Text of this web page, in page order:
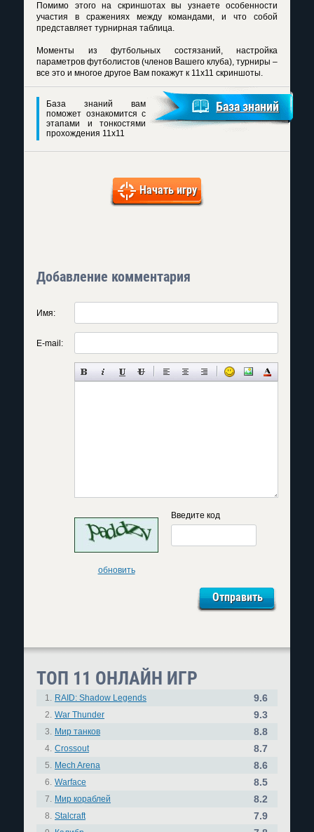
Помимо этого на скриншотах вы узнаете особенности
участия в сражениях между командами, и что собой
представляет турнирная таблица.
Моменты из футбольных состязаний, настройка
параметров футболистов (членов Вашего клуба), турниры –
все это и многое другое Вам покажут к 11x11 скриншоты.
База знаний вам
поможет ознакомится с
этапами и тонкостями
прохождения 11x11
База знаний
Начать игру
Добавление комментария
Имя:
E-mail:
обновить
Введите код
ТОП 11 ОНЛАЙН ИГР
1. RAID: Shadow Legends 9.6
2. War Thunder 9.3
3. Мир танков 8.8
4. Crossout 8.7
5. Mech Arena 8.6
6. Warface 8.5
7. Мир кораблей 8.2
8. Stalcraft 7.9